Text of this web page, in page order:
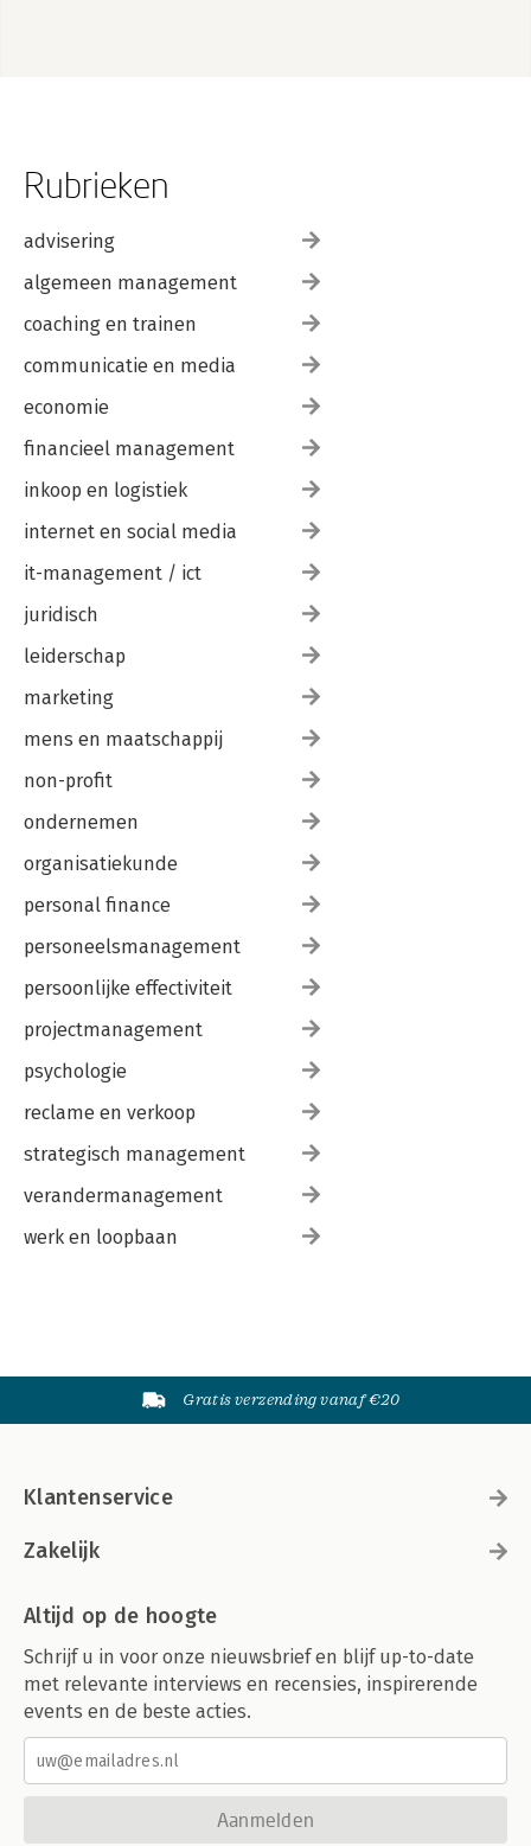
Rubrieken
advisering
algemeen management
coaching en trainen
communicatie en media
economie
financieel management
inkoop en logistiek
internet en social media
it-management / ict
juridisch
leiderschap
marketing
mens en maatschappij
non-profit
ondernemen
organisatiekunde
personal finance
personeelsmanagement
persoonlijke effectiviteit
projectmanagement
psychologie
reclame en verkoop
strategisch management
verandermanagement
werk en loopbaan
Gratis verzending vanaf €20
Klantenservice
Zakelijk
Altijd op de hoogte
Schrijf u in voor onze nieuwsbrief en blijf up-to-date
met relevante interviews en recensies, inspirerende
events en de beste acties.
Aanmelden